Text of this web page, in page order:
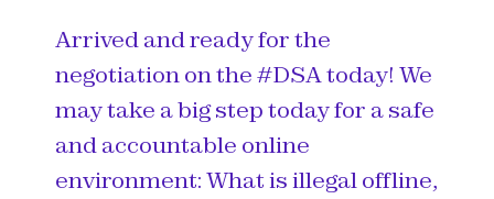
Arrived and ready for the
negotiation on the#DSAtoday! We
may take a big step today for a safe
and accountable online
environment: What is illegal offline,